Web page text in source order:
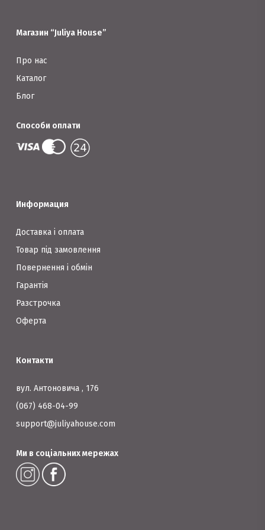
Магазин “Juliya House”
Про нас
Каталог
Блог
Способи оплати
Информация
Доставка і оплата
Товар під замовлення
Повернення і обмін
Гарантія
Разстрочка
Оферта
Контакти
вул. Антоновича , 176
(067) 468-04-99
support@juliyahouse.com
Ми в соціальних мережах